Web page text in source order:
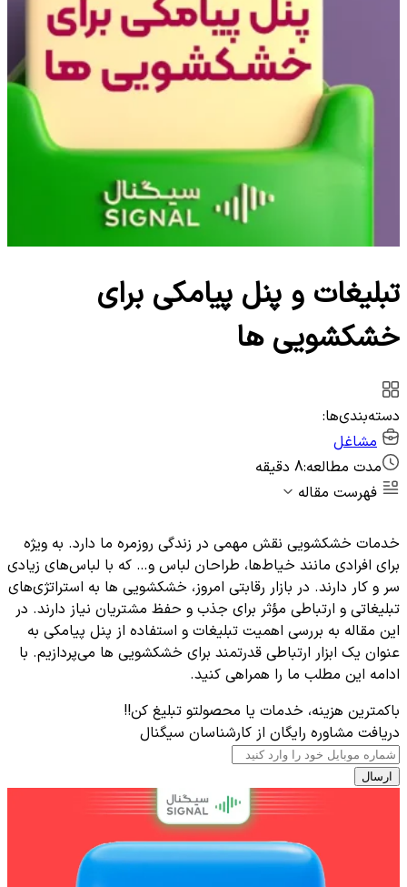
تبلیغات و پنل پیامکی برای
خشکشویی ها
دسته‌بندی‌ها:
مشاغل
مدت مطالعه:8 دقیقه
فهرست مقاله
خدمات خشکشویی نقش مهمی در زندگی روزمره ما دارد. به ویژه
برای افرادی مانند خیاط‌ها، طراحان لباس و… که با لباس‌های زیادی
سر و کار دارند. در بازار رقابتی امروز، خشکشویی ها به استراتژی‌های
تبلیغاتی و ارتباطی مؤثر برای جذب و حفظ مشتریان نیاز دارند. در
این مقاله به بررسی اهمیت تبلیغات و استفاده از پنل پیامکی به
عنوان یک ابزار ارتباطی قدرتمند برای خشکشویی ها می‌پردازیم. با
ادامه این مطلب ما را همراهی کنید.
باکمترین هزینه، خدمات یا محصولتو تبلیغ کن!!
دریافت مشاوره رایگان از کارشناسان سیگنال
ارسال